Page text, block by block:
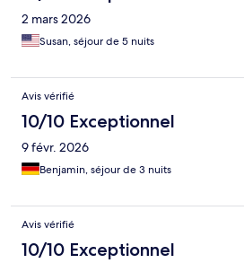
2 mars 2026
Susan, séjour de 5 nuits
Avis vérifié
10/10 Exceptionnel
9 févr. 2026
Benjamin, séjour de 3 nuits
Avis vérifié
10/10 Exceptionnel